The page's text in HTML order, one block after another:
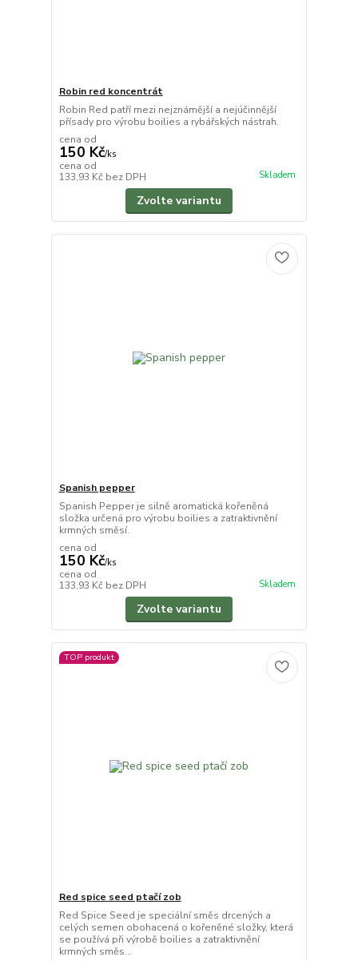
Robin red koncentrát
Robin Red patří mezi nejznámější a nejúčinnější
přísady pro výrobu boilies a rybářských nástrah.
cena od
150 Kč/ks
cena od
133,93 Kč bez DPH Skladem
Zvolte variantu
Spanish pepper
Spanish Pepper je silně aromatická kořeněná
složka určená pro výrobu boilies a zatraktivnění
krmných směsí.
cena od
150 Kč/ks
cena od
133,93 Kč bez DPH Skladem
Zvolte variantu
TOP produkt
Red spice seed ptačí zob
Red Spice Seed je speciální směs drcených a
celých semen obohacená o kořeněné složky, která
se používá při výrobě boilies a zatraktivnění
krmných směs...